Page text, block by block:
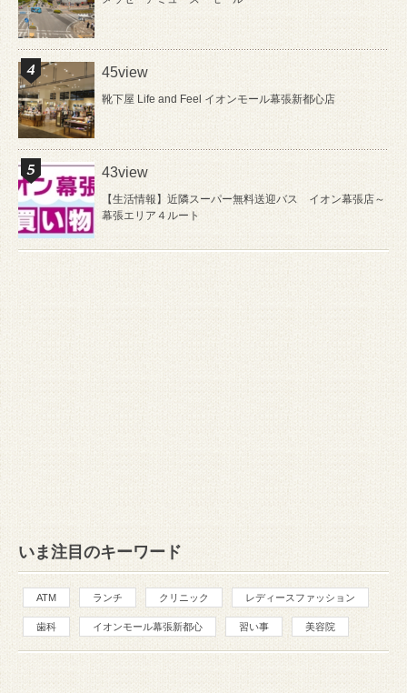
45view
靴下屋 Life and Feel イオンモール幕張新都心店
43view
【生活情報】近隣スーパー無料送迎バス イオン幕張店～
幕張エリア４ルート
いま注目のキーワード
ATM ランチ クリニック レディースファッション
歯科 イオンモール幕張新都心 習い事 美容院